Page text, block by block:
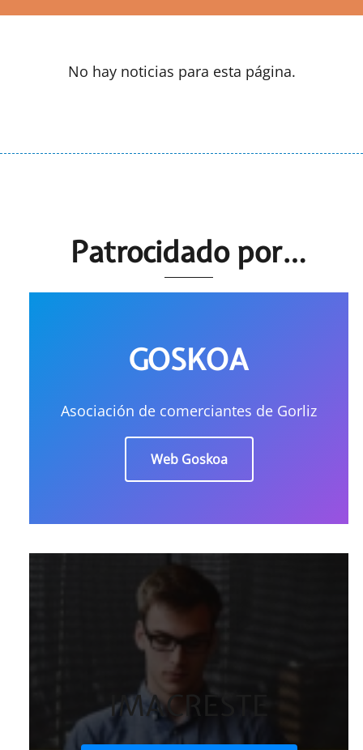
No hay noticias para esta página.
Patrocidado por…
GOSKOA
Asociación de comerciantes de Gorliz
Web Goskoa
IMACRESTE